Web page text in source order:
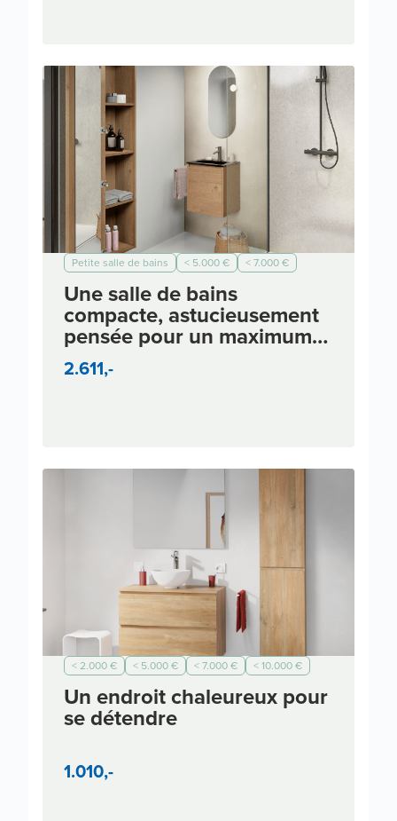
Petite salle de bains < 5.000 €
< 7.000 €
Une salle de bains
compacte, astucieusement
pensée pour un maximum
de rangement
2.611,-
< 2.000 € < 5.000 € < 7.000 €
< 10.000 €
Moderne
Un endroit chaleureux pour
se détendre
1.010,-